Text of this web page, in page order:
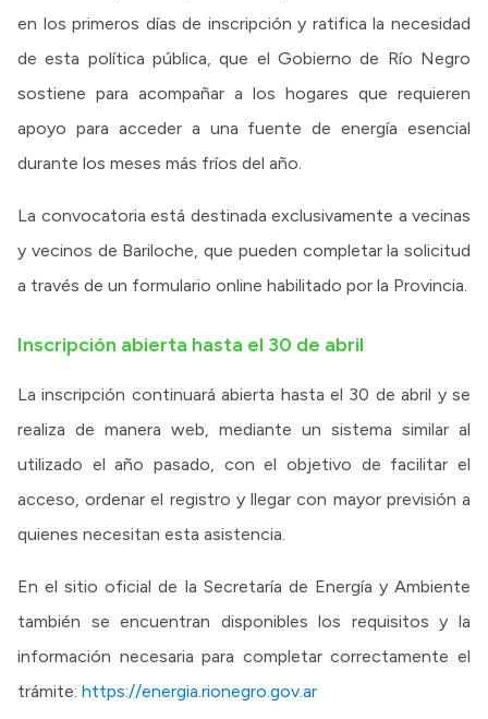
en los primeros días de inscripción y ratifica la necesidad
de esta política pública, que el Gobierno de Río Negro
sostiene para acompañar a los hogares que requieren
apoyo para acceder a una fuente de energía esencial
durante los meses más fríos del año.
La convocatoria está destinada exclusivamente a vecinas
y vecinos de Bariloche, que pueden completar la solicitud
a través de un formulario online habilitado por la Provincia.
Inscripción abierta hasta el 30 de abril
La inscripción continuará abierta hasta el 30 de abril y se
realiza de manera web, mediante un sistema similar al
utilizado el año pasado, con el objetivo de facilitar el
acceso, ordenar el registro y llegar con mayor previsión a
quienes necesitan esta asistencia.
En el sitio oficial de la Secretaría de Energía y Ambiente
también se encuentran disponibles los requisitos y la
información necesaria para completar correctamente el
trámite: https://energia.rionegro.gov.ar